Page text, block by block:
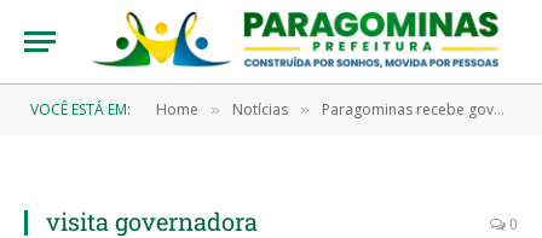
VOCÊ ESTÁ EM: Home » Notícias » Paragominas recebe governadora do Estado e celebra investimentos para o desenvolvimento do município
visita governadora 0